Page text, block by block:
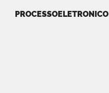
PROCESSOELETRONICO